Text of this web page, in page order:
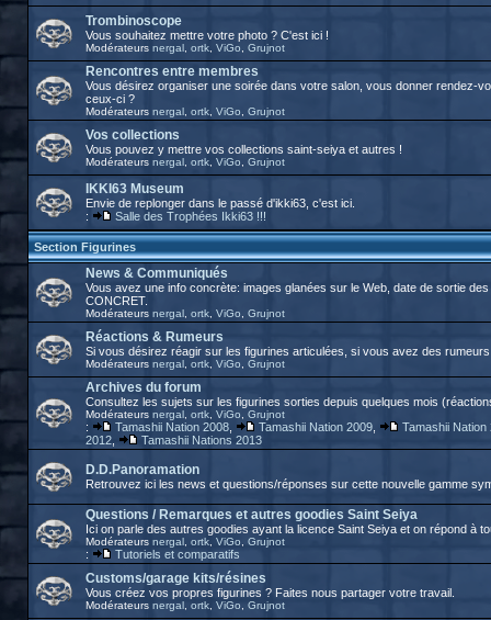
Trombinoscope
Vous souhaitez mettre votre photo ? C'est ici !
Modérateurs nergal, ortk, ViGo Grujnot
Rencontres entre membres
Vous désirez organiser une soirée dans votre salon, vous donner rendez-
ceux-ci ?
Modérateurs nergal, ortk, ViGo Grujnot
Vos collections
Vous pouvez y mettre vos collections saint-seiya et autres !
Modérateurs nergal, ortk, ViGo Grujnot
IKKI63 Museum
Envie de replonger dans le passé d'ikki63, c'est ici.
:
Salle des Trophées Ikki63 !!!
Section Figurines
News & Communiqués
Vous avez une info concrète: images glanées sur le Web, date de sortie
CONCRET.
Modérateurs nergal, ortk, ViGo Grujnot
Réactions & Rumeurs
Si vous désirez réagir sur les figurines articulées, si vous avez des
Modérateurs nergal, ortk, ViGo Grujnot
Archives du forum
Consultez les sujets sur les figurines sorties depuis quelques mois
Modérateurs nergal, ortk, ViGo Grujnot
: Tamashii Nation 2008, Tamashii Nation 2009,
Tamashii Nation
2012, Tamashii Nations 2013
D.D.Panoramation
Retrouvez ici les news et questions/réponses sur cette nouvelle gamme
Questions / Remarques et autres goodies Saint Seiya
Ici on parle des autres goodies ayant la licence Saint Seiya et on répond à
Modérateurs nergal, ortk, ViGo Grujnot
: Tutoriels et comparatifs
Customs/garage kits/résines
Vous créez vos propres figurines ? Faites nous partager votre travail.
Modérateurs nergal, ortk, ViGo, Grujnot